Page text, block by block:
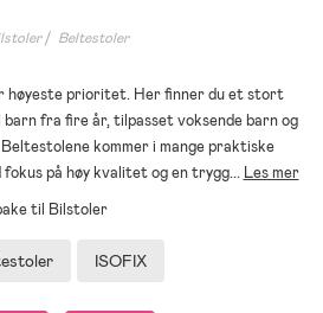
Beltestoler
høyeste prioritet. Her finner du et stort
fra fire år, tilpasset voksende barn og
kommer i mange praktiske
på høy kvalitet og en trygg... Les mer
til Bilstoler
ISOFIX